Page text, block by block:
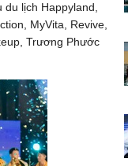
du lịch Happyland,
MyVita, Revive,
Trương Phước